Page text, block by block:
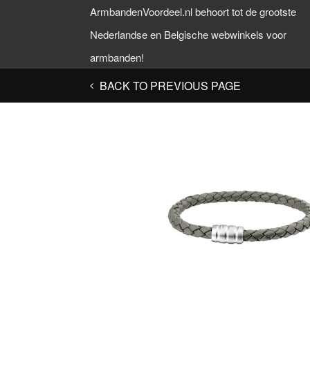
ArmbandenVoordeel.nl behoort tot de grootste
Nederlandse en Belgische webwinkels voor
armbanden!
BACK TO PREVIOUS PAGE